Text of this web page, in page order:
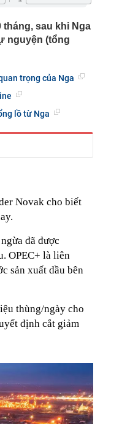
quyết
khai
có
tổng
đích
ra
trong
sau khi Nga
nguyện (tổng
trọng của Nga
lồ từ Nga
Novak cho biết
đã được
OPEC+ là liên
sản xuất dầu bên
thùng/ngày cho
định cắt giảm